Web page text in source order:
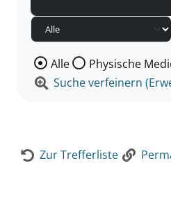
Wählen Sie die
Alle Physische
Suche verfeinern
Zur Trefferliste